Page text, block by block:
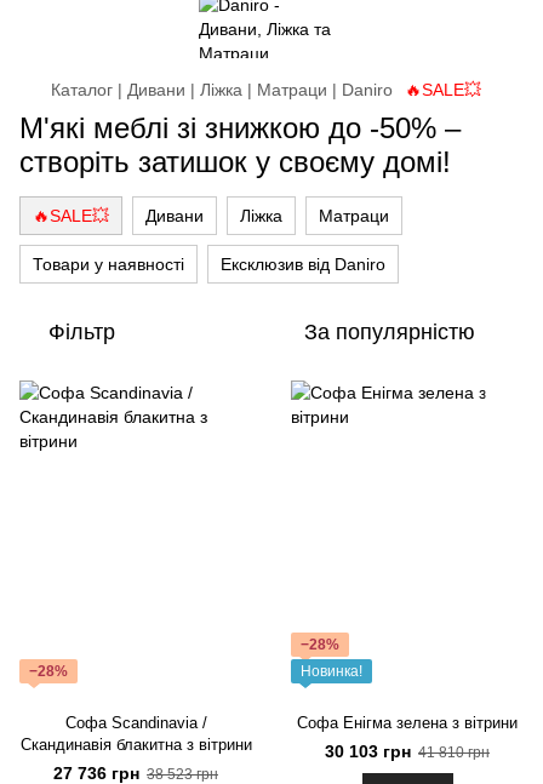
Каталог | Дивани | Ліжка | Матраци | Daniro 🔥SALE💥
М'які меблі зі знижкою до -50% –
створіть затишок у своєму домі!
🔥SALE💥 Дивани Ліжка Матраци
Товари у наявності Ексклюзив від Daniro
Фільтр За популярністю
−28%
Софа Scandinavia /
Скандинавія блакитна з вітрини
27 736 грн 38 523 грн
−28%
Новинка!
Софа Енігма зелена з вітрини
30 103 грн 41 810 грн